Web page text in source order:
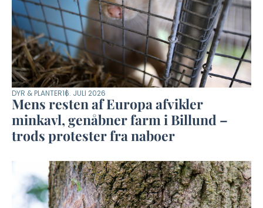
DYR & PLANTER16. JULI 2026
Mens resten af Europa afvikler
minkavl, genåbner farm i Billund –
trods protester fra naboer